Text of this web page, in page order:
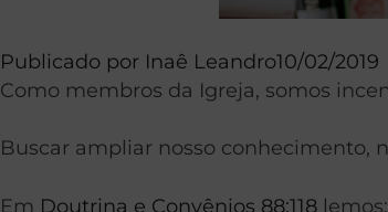
Publicado por Inaê Leandro10/02/2019
Como membros da Igreja, somos
Buscar ampliar nosso conhecimento,
Em Doutrina e Convênios 88:118 lemos: